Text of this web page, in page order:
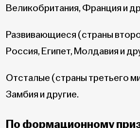
Великобритания, Франция и
Развивающиеся (страны
Россия, Египет, Молдавия и
Отсталые (страны третьего
Замбия и другие.
По формационному